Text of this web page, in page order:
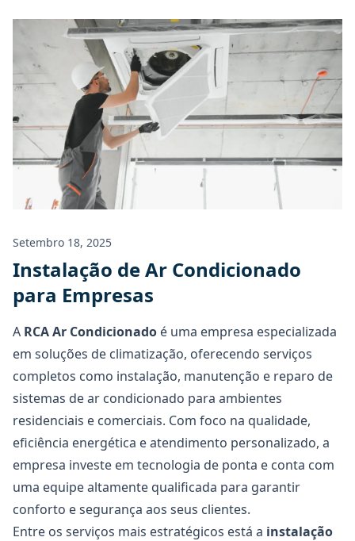
Contato
Blog
Orçamento
Setembro 18, 2025
Instalação de Ar Condicionado
para Empresas
A RCA Ar Condicionado é uma empresa especializada
em soluções de climatização, oferecendo serviços
completos como instalação, manutenção e reparo de
sistemas de ar condicionado para ambientes
residenciais e comerciais. Com foco na qualidade,
eficiência energética e atendimento personalizado, a
empresa investe em tecnologia de ponta e conta com
uma equipe altamente qualificada para garantir
conforto e segurança aos seus clientes.
Entre os serviços mais estratégicos está a instalação